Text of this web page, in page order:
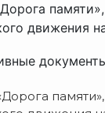
движения